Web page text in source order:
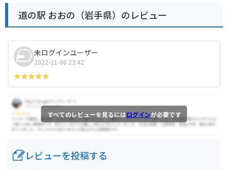
道の駅 おおの（岩手県）のレビュー
未ログインユーザー
2022-11-06 23:42
すべてのレビューを見るにはログインが必要です
レビューを投稿する